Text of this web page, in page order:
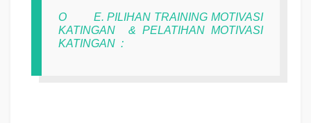
O
E. PILIHAN TRAINING MOTIVASI
KATINGAN
& PELATIHAN MOTIVASI
KATINGAN :